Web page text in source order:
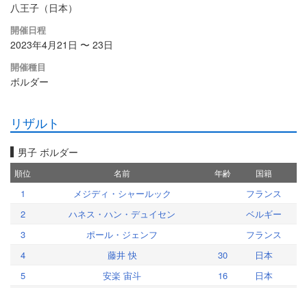
八王子（日本）
開催日程
2023年4月21日 〜 23日
開催種目
ボルダー
リザルト
男子 ボルダー
順位 名前 年齢 国籍
1 メジディ・シャールック
フランス
2
ハネス・ハン・デュイセン
ベルギー
3
ポール・ジェンフ
フランス
4
藤井 快 30
日本
5
安楽 宙斗 16
日本